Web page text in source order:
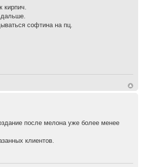
кирпич.
дальше.
софтина на пц.
после мелона уже более менее
клиентов.